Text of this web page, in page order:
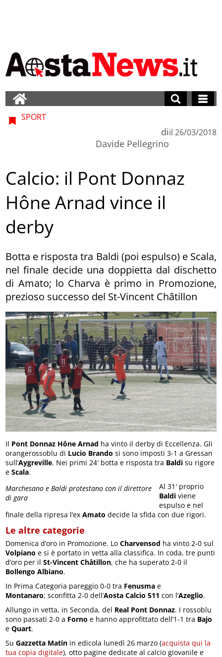
SPORT
di
Davide Pellegrino
il 26/03/2018
Calcio: il Pont Donnaz
Hône Arnad vince il
derby
Botta e risposta tra Baldi (poi espulso) e Scala,
nel finale decide una doppietta dal dischetto
di Amato; lo Charva è primo in Promozione,
prezioso successo del St-Vincent Châtillon
Il Pont Donnaz Hône Arnad ha vinto il derby di Eccellenza. Gli
orangerossoblu di Lucio Brando si sono imposti 3-1 a Gressan
sull’Aygreville. Nei primi 24′ botta e risposta tra Baldi su rigore
eScala.
Marchesano e Baldi protestano con il direttore
di gara
Al 31′ proprio
Baldi viene
espulso e nel
finale della ripresa l’exAmato decide la sfida con due rigori.
Le altre categorie
Domenica d’oro in Promozione. LoCharvensod ha vinto 2-0 sul
Volpiano e si è portato in vetta alla classifica. In coda, tre punti
d’oro per ilSt-Vincent Châtillon, che ha superato 2-0 il
Bollengo Albiano.
In Prima Categoria pareggio 0-0 tra Fenusma e
Montanaro; sconfitta 2-0 dell’Aosta Calcio 511 con l’Azeglio.
Allungo in vetta, in Seconda, del Real Pont Donnaz. I rossoblu
sono passati 2-0 a Forno e hanno approfittato dell’1-1 tra Bajo
eQuart.
SuGazzetta Matin in edicola lunedì 26 marzo (acquista qui la
tua copia digitale), otto pagine dedicate al calcio giovanile e